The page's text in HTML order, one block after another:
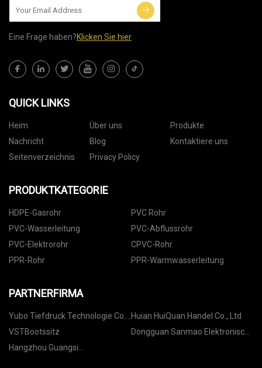
Eine Frage haben?Klicken Sie hier
QUICK LINKS
Heim Über uns
Produkte
Nachricht
Blog
Kontaktiere uns
Seitenverzeichnis
Privacy Policy
PRODUKTKATEGORIE
HDPE-Gasrohr
PVC Rohr
PVC-Wasserleitung
PVC-Abflussrohr
PVC-Elektrorohr
CPVC-Rohr
PPR-Rohr
PPR-Warmwasserleitung
PARTNERFIRMA
Yubo Tiefdruck Technologie Co.,
Limited
Huian HuiQuan Handel Co., Ltd
VSTBootssitz
Dongguan Sanmao Elektronisch
Hangzhou Guangsi